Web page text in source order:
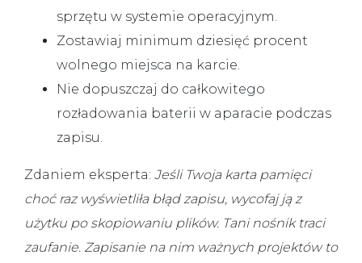
sprzętu w systemie operacyjnym.
Zostawiaj minimum dziesięć procent
wolnego miejsca na karcie.
Nie dopuszczaj do całkowitego
rozładowania baterii w aparacie podczas
zapisu.
Zdaniem eksperta: Jeśli Twoja karta pamięci
choć raz wyświetliła błąd zapisu, wycofaj ją z
użytku po skopiowaniu plików. Tani nośnik traci
zaufanie. Zapisanie na nim ważnych projektów to